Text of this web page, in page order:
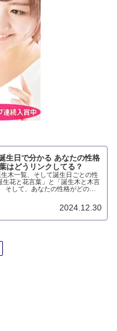
生日で分かる あなたの性格
はどうリンクしてる？
木一覧、そして誕生日ごとの性
生花と花言葉」と「誕生木と木言
そして、あなたの性格がどのよ
2024.12.30